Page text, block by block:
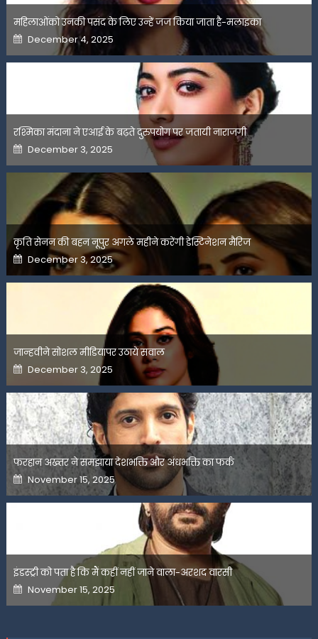
महिलाओंको उनकी पसंद के लिए उन्हें जज किया जाता है-मलाइका
Posted
on
December 4, 2025
रश्मिका मंदाना ने एआई के बढ़ते दुरुपयोग पर जतायी नाराजगी
Posted
on
December 3, 2025
कृति सेनन की बहन नूपुर अगले महीने करेंगी डेस्टिनेशन मैरिज
Posted
on
December 3, 2025
जान्हवीने सोशल मीडियापर उठाये सवाल
Posted
on
December 3, 2025
फरहान अख्तर ने समझाया देशभक्ति और अंधभक्ति का फर्क
Posted
on
November 15, 2025
इंडस्ट्री को पता है कि मैं कहीं नहीं जाने वाला-अरशद वारसी
Posted
on
November 15, 2025